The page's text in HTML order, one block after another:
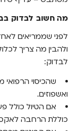
מה חשוב לבדוק
לפני שממריאים
ולהבין מה צריך
לבדוק:
שהכיסוי הרפואי
ואשפוזים.
אם הטיול כולל
כוללת הרחבה